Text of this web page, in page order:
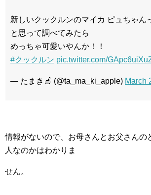
新しいクックルンのマイカ ピュちゃん
と思って調べてみたら
めっちゃ可愛いやんか！！
#クックルン pic.twitter.com/
— たまき🍎 (@ta_ma_ki_apple) March
情報がないので、お母さんとお父さんの
人なのかはわかりま
せん。